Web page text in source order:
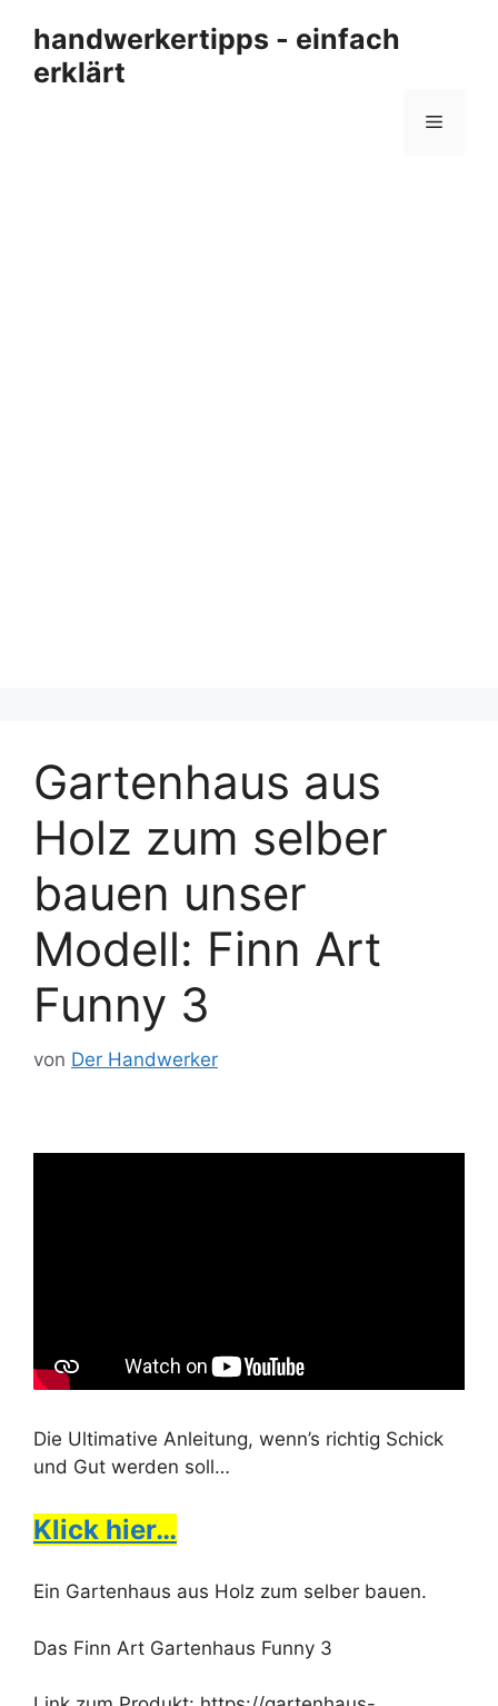
Inhalt
springen
handwerkertipps - einfach
erklärt
Menü
Gartenhaus aus
Holz zum selber
bauen unser
Modell: Finn Art
Funny 3
von Der Handwerker
Die Ultimative Anleitung, wenn’s richtig Schick
und Gut werden soll…
Klick hier…
Ein Gartenhaus aus Holz zum selber bauen.
Das Finn Art Gartenhaus Funny 3